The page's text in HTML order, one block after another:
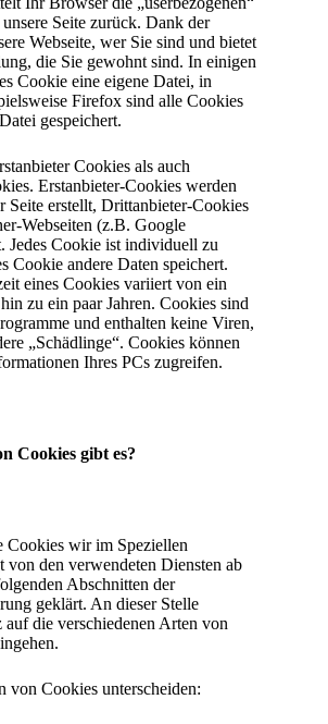
Seite zurück. Dank der
Webseite, wer Sie sind und bietet
die Sie gewohnt sind. In einigen
Cookie eine eigene Datei, in
Firefox sind alle Cookies
gespeichert.
Cookies als auch
Erstanbieter-Cookies werden
Seite erstellt, Drittanbieter-Cookies
Webseiten (z.B. Google
Jedes Cookie ist individuell zu
Cookie andere Daten speichert.
eines Cookies variiert von ein
zu ein paar Jahren. Cookies sind
und enthalten keine Viren,
„Schädlinge“. Cookies können
Ihres PCs zugreifen.
Cookies gibt es?
Cookies wir im Speziellen
von den verwendeten Diensten ab
Abschnitten der
geklärt. An dieser Stelle
die verschiedenen Arten von
von Cookies unterscheiden: